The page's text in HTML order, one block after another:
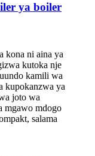
ya boiler
kona ni aina ya
kutoka nje
kamili wa
kupokanzwa ya
joto wa
mgawo mdogo
salama